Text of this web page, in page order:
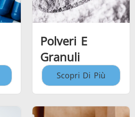
Polveri E
Granuli
Scopri Di Più